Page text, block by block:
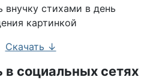
Скачать ↓
в социальных сетях